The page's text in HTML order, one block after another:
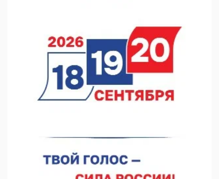
покраской телебашни
07.08.2026 11:20
В автобусах Арзамаса устанавливают терминалы оплаты
07.08.2026 11:03